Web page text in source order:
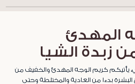
المهدئ
زبدة الشيا
يأتيكم كريم الوجه المهدئ والخفيف من
البشرة بدءا من العادية والمختلطة وحتى